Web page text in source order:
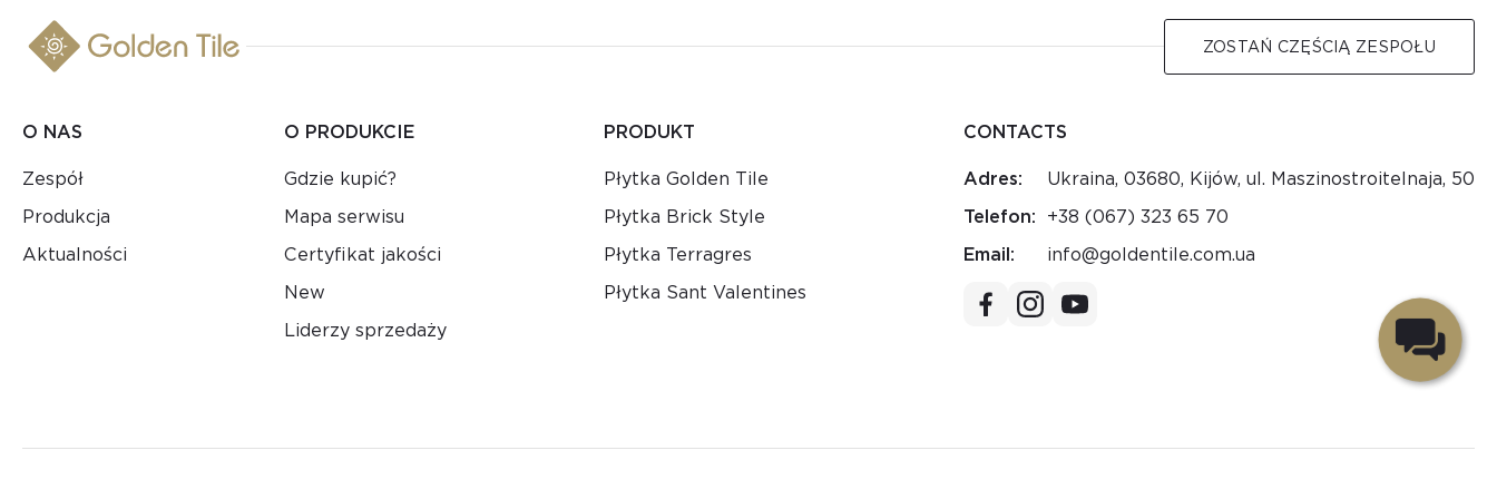
ZOSTAŃ CZĘŚCIĄ ZESPOŁU
O NAS
Zespół
Produkcja
Aktualności
O PRODUKCIE
Gdzie kupić?
Mapa serwisu
Certyfikat jakości
New
Liderzy sprzedaży
PRODUKT
Płytka Golden Tile
Płytka Brick Style
Płytka Terragres
Płytka Sant Valentines
CONTACTS
Adres:
Ukraina, 03680, Kijów, ul. Maszinostroitelnaja, 50
Telefon:
+38 (067) 323 65 70
Email:
au.moc.elitnedlog@ofni